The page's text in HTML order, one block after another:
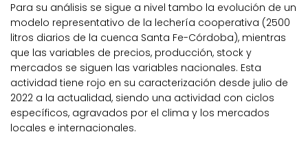
Para su análisis se sigue a nivel tambo la evolución de un
modelo representativo de la lechería cooperativa (2500
litros diarios de la cuenca Santa Fe-Córdoba), mientras
que las variables de precios, producción, stock y
mercados se siguen las variables nacionales. Esta
actividad tiene rojo en su caracterización desde julio de
2022 a la actualidad, siendo una actividad con ciclos
específicos, agravados por el clima y los mercados
locales e internacionales.